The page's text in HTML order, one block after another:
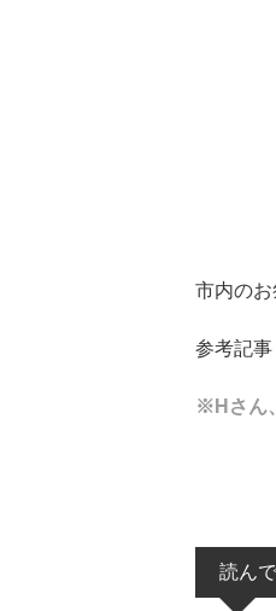
市内の
参考記事
※Hさん
読ん